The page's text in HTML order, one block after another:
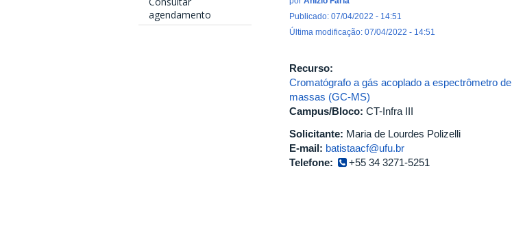
agendamento
Publicado: 07/04/2022 - 14:51
Última modificação: 07/04/2022 - 14:51
Recurso:
Cromatógrafo a gás acoplado a espectrômetro de
massas (GC-MS)
Campus/Bloco: CT-Infra III
Solicitante: Maria de Lourdes Polizelli
E-mail: batistaacf@ufu.br
Telefone:
+55 34 3271-5251